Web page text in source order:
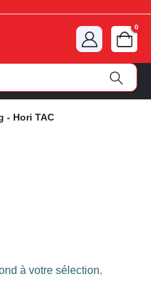
0
- Hori TAC
à votre sélection.